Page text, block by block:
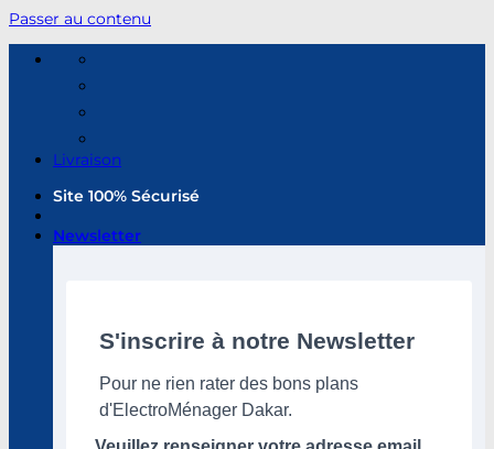
Passer au contenu
Livraison
Site 100% Sécurisé
Newsletter
S'inscrire à notre Newsletter
Pour ne rien rater des bons plans
d'ElectroMénager Dakar.